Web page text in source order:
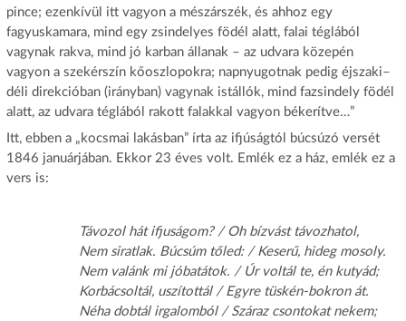
pince; ezenkívül itt vagyon a mészárszék, és ahhoz egy
fagyuskamara, mind egy zsindelyes födél alatt, falai téglából
vagynak rakva, mind jó karban állanak – az udvara közepén
vagyon a szekérszín kőoszlopokra; napnyugotnak pedig éjszaki–
déli direkcióban (irányban) vagynak istállók, mind fazsindely födél
alatt, az udvara téglából rakott falakkal vagyon békerítve…”
Itt, ebben a „kocsmai lakásban” írta az ifjúságtól búcsúzó versét
1846 januárjában. Ekkor 23 éves volt. Emlék ez a ház, emlék ez a
vers is:
Távozol hát ifjuságom? / Oh bízvást távozhatol,
Nem siratlak. Búcsúm tőled: / Keserű, hideg mosoly.
Nem valánk mi jóbatátok. / Úr voltál te, én kutyád;
Korbácsoltál, uszítottál / Egyre tüskén-bokron át.
Néha dobtál irgalomból / Száraz csontokat nekem;